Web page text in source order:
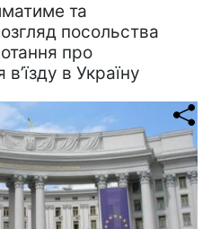
та
посольства
про
в Україну